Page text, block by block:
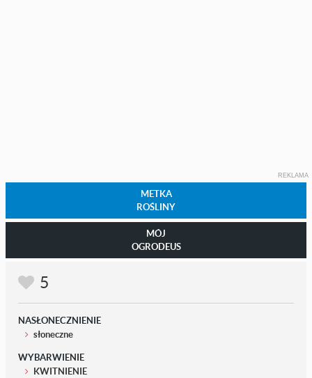
REKLAMA
METKA
ROŚLINY
MÓJ
OGRODEUS
5
NASŁONECZNIENIE
słoneczne
WYBARWIENIE
KWITNIENIE